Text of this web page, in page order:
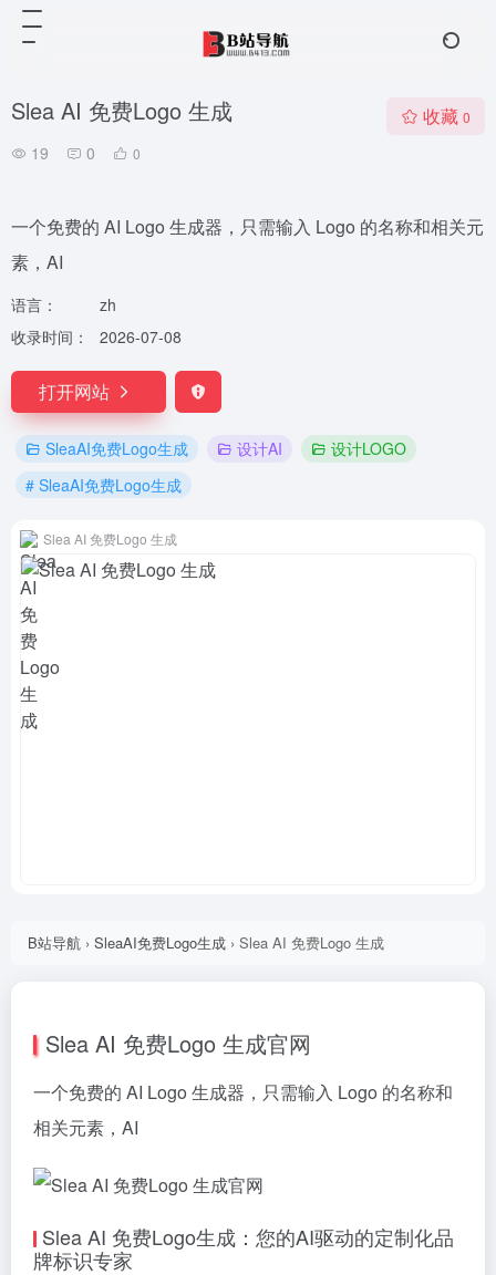
Slea AI 免费Logo 生成
19 0 0
收藏 0
一个免费的 AI Logo 生成器，只需输入 Logo 的名称和相关元
素，AI
语言：
zh
收录时间：
2026-07-08
打开网站
SleaAI免费Logo生成 设计AI
设计LOGO
# SleaAI免费Logo生成
Slea AI 免费Logo 生成
B站导航 › SleaAI免费Logo生成 › Slea AI 免费Logo 生成
Slea AI 免费Logo 生成官网
一个免费的 AI Logo 生成器，只需输入 Logo 的名称和
相关元素，AI
Slea AI 免费Logo生成：您的AI驱动的定制化品
牌标识专家